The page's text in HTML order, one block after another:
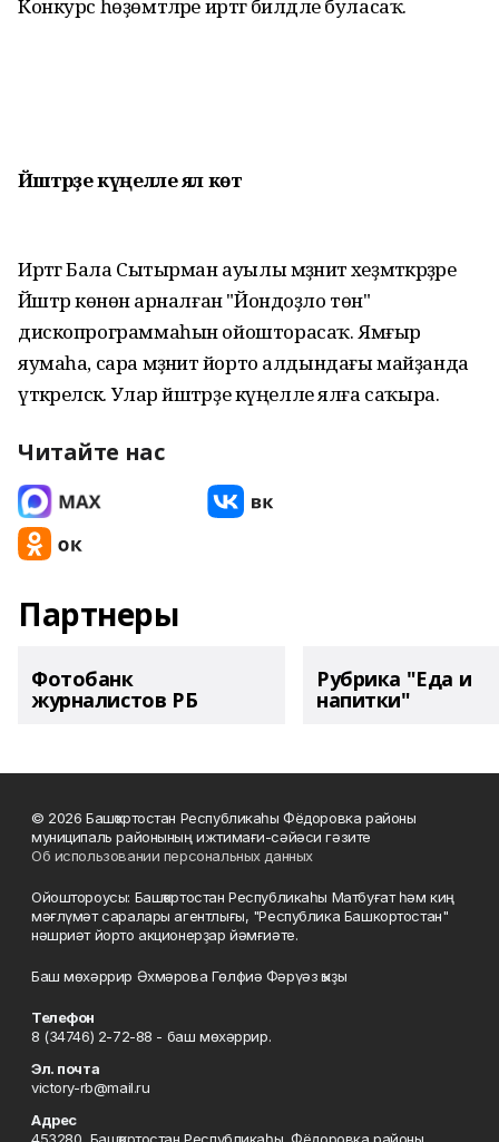
Конкурс һөҙөмтәләре иртәгә билдәле буласаҡ.
Йәштәрҙе күңелле ял көтә
Иртәгә Бала Сытырман ауылы мәҙәниәт хеҙмәткәрҙәре
Йәштәр көнөнә арналған "Йондоҙло төн"
дископрограммаһын ойошторасаҡ. Ямғыр
яумаһа, сара мәҙәниәт йорто алдындағы майҙанда
үткәреләсәк. Улар йәштәрҙе күңелле ялға саҡыра.
Читайте нас
Партнеры
Фотобанк
журналистов РБ
Рубрика "Еда и
напитки"
© 2026 Башҡортостан Республикаһы Фёдоровка районы
муниципаль районының ижтимағи-сәйәси гәзите
Об использовании персональных данных
Ойоштороусы: Башҡортостан Республикаһы Матбуғат һәм киң
мәғлүмәт саралары агентлығы, "Республика Башкортостан"
нәшриәт йорто акционерҙар йәмғиәте.
Баш мөхәррир Әхмәрова Гөлфиә Фәрүәз ҡыҙы
Телефон
8 (34746) 2-72-88 - баш мөхәррир.
Эл. почта
victory-rb@mail.ru
Адрес
453280, Башҡортостан Республикаһы, Фёдоровка районы,